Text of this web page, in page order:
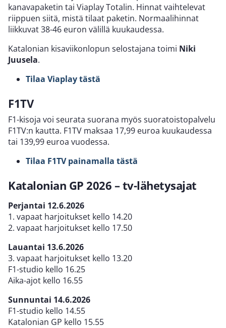
kanavapaketin tai Viaplay Totalin. Hinnat vaihtelevat
riippuen siitä, mistä tilaat paketin. Normaalihinnat
liikkuvat 38-46 euron välillä kuukaudessa.
Katalonian kisaviikonlopun selostajana toimi Niki
Juusela.
Tilaa Viaplay tästä
F1TV
F1-kisoja voi seurata suorana myös suoratoistopalvelu
F1TV:n kautta. F1TV maksaa 17,99 euroa kuukaudessa
tai 139,99 euroa vuodessa.
Tilaa F1TV painamalla tästä
Katalonian GP 2026 – tv-lähetysajat
Perjantai 12.6.2026
1. vapaat harjoitukset kello 14.20
2. vapaat harjoitukset kello 17.50
Lauantai 13.6.2026
3. vapaat harjoitukset kello 13.20
F1-studio kello 16.25
Aika-ajot kello 16.55
Sunnuntai 14.6.2026
F1-studio kello 14.55
Katalonian GP kello 15.55